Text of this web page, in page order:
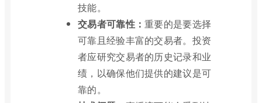
技能。
交易者可靠性：重要的是要选择
可靠且经验丰富的交易者。投资
者应研究交易者的历史记录和业
绩，以确保他们提供的建议是可
靠的。